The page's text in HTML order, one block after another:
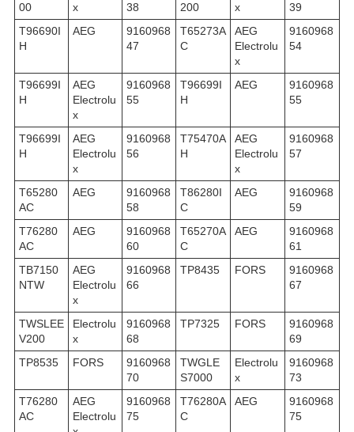
00
x
38
200
x
39
T96690I
H
AEG
9160968
47
T65273A
C
AEG
Electrolu
x
9160968
54
T96699I
H
AEG
Electrolu
x
9160968
55
T96699I
H
AEG
9160968
55
T96699I
H
AEG
Electrolu
x
9160968
56
T75470A
H
AEG
Electrolu
x
9160968
57
T65280
AC
AEG
9160968
58
T86280I
C
AEG
9160968
59
T76280
AC
AEG
9160968
60
T65270A
C
AEG
9160968
61
TB7150
NTW
AEG
Electrolu
x
9160968
66
TP8435 FORS
9160968
67
TWSLEE
V200
Electrolu
x
9160968
68
TP7325 FORS
9160968
69
TP8535
FORS
9160968
70
TWGLE
S7000
Electrolu
x
9160968
73
T76280
AC
AEG
Electrolu
9160968
75
T76280A
C
AEG
9160968
75